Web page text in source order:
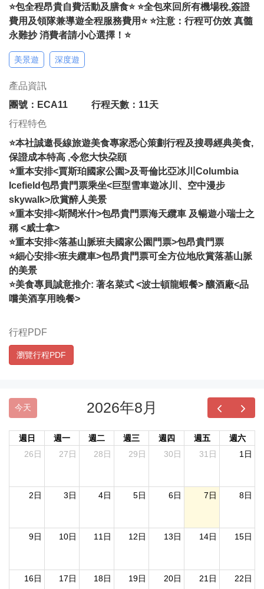
⭐包全程昂貴自費活動及膳食⭐ ⭐全包來回所有機場稅,簽證
費用及領隊兼導遊全程服務費用⭐ ⭐注意：行程可仿效 真髓
永難抄 消費者請小心選擇！⭐
美景遊 深度遊
產品資訊
團號：ECA11
行程天數：11天
行程特色
⭐本社誠邀長線旅遊美食專家悉心策劃行程及搜尋經典美食,
保證成本特高 ,令您大快朶頤
⭐重本安排<賈斯珀國家公園>及哥倫比亞冰川Columbia
Icefield包昂貴門票乘坐<巨型雪車遊冰川、空中漫步
skywalk>欣賞醉人美景
⭐重本安排<斯闊米什>包昂貴門票海天纜車 及暢遊小瑞士之
稱 <威士拿>
⭐重本安排<落基山脈班夫國家公園門票>包昂貴門票
⭐細心安排<班夫纜車>包昂貴門票可全方位地欣賞落基山脈
的美景
⭐美食專員誠意推介: 著名菜式 <波士頓龍蝦餐> 釀酒廠<品
嚐美酒享用晚餐>
行程PDF
瀏覽行程PDF
今天 2026年8月
週日 週一 週二 週三 週四 週五
週六
26日
27日 28日 29日 30日 31日 1日
2日 3日 4日 5日 6日 7日 8日
9日 10日 11日 12日 13日 14日 15日
16日 17日 18日 19日 20日 21日 22日